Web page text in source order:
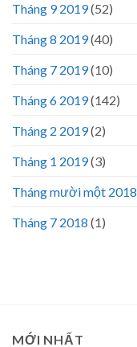
Tháng 9 2019(52)
Tháng 8 2019(40)
Tháng 7 2019(10)
Tháng 6 2019(142)
Tháng 2 2019(2)
Tháng 1 2019(3)
Tháng mười một 2018
Tháng 7 2018 (1)
MỚI NHẤT